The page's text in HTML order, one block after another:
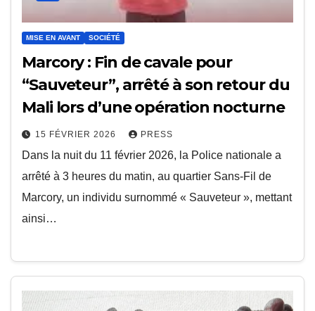
MISE EN AVANT SOCIÉTÉ
Marcory : Fin de cavale pour
“Sauveteur”, arrêté à son retour du
Mali lors d’une opération nocturne
15 FÉVRIER 2026 PRESS
Dans la nuit du 11 février 2026, la Police nationale a
arrêté à 3 heures du matin, au quartier Sans-Fil de
Marcory, un individu surnommé « Sauveteur », mettant
ainsi…